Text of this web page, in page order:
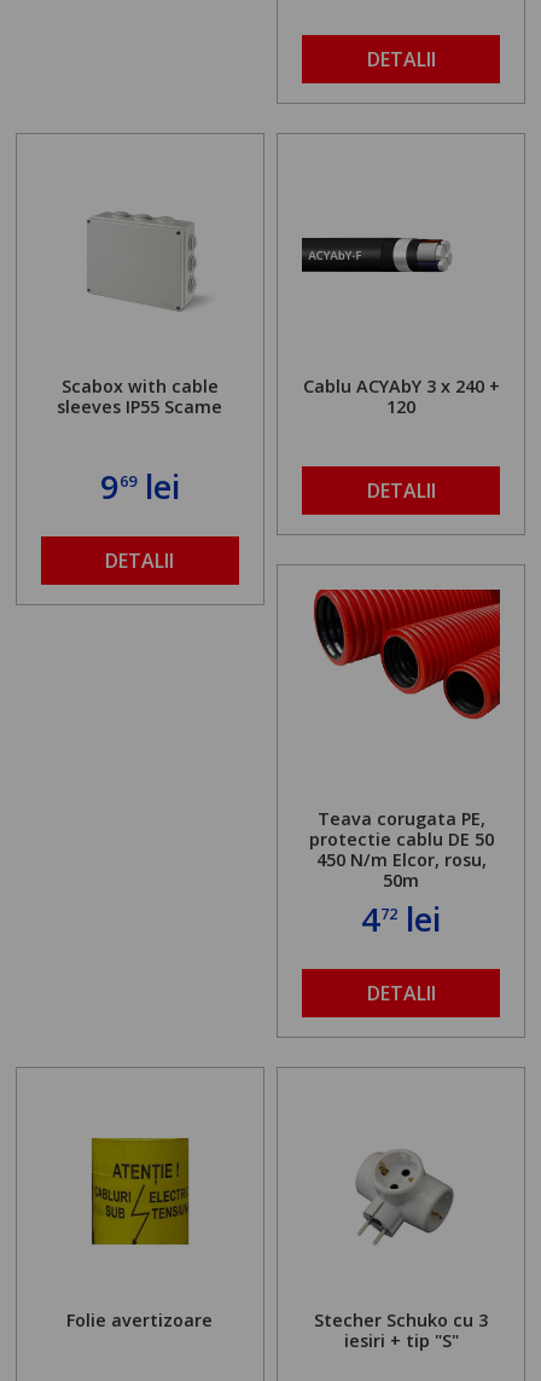
DETALII
Scabox with cable
sleeves IP55 Scame
969lei
DETALII
Cablu ACYAbY 3 x 240 +
120
DETALII
Teava corugata PE,
protectie cablu DE 50
450 N/m Elcor, rosu,
50m
472 lei
DETALII
Folie avertizoare
Stecher Schuko cu 3
iesiri + tip "S"